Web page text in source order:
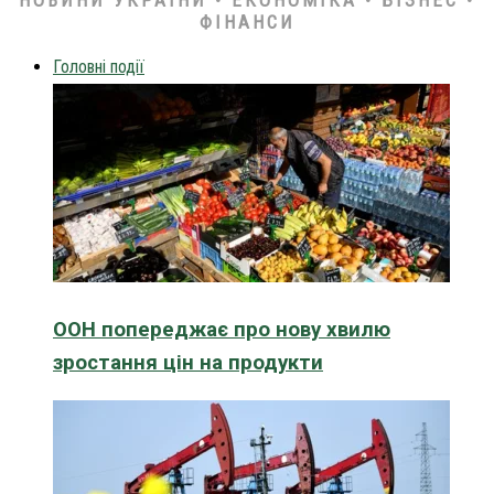
ФІНАНСИ
Головні події
ООН попереджає про нову хвилю
зростання цін на продукти